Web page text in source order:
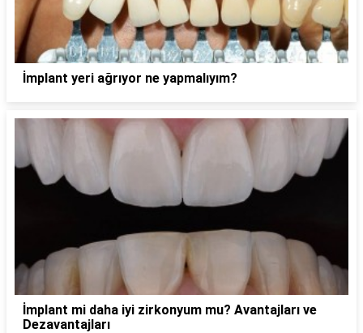
İmplant yeri ağrıyor ne yapmalıyım?
İmplant mi daha iyi zirkonyum mu? Avantajları ve
Dezavantajları